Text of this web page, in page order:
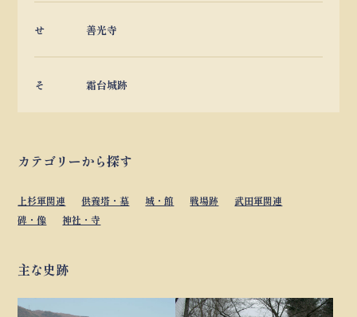
せ 善光寺
そ 霜台城跡
カテゴリーから探す
上杉軍関連 供養塔・墓 城・館 戦場跡
武田軍関連
碑・像
神社・寺
主な史跡